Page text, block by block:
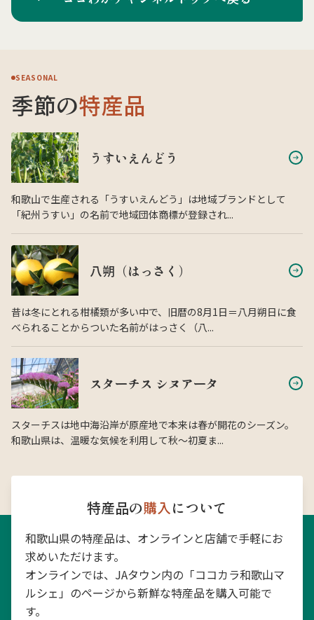
SEASONAL
季節の特産品
うすいえんどう
和歌山で生産される「うすいえんどう」は地域ブランドとして
「紀州うすい」の名前で地域団体商標が登録され...
八朔（はっさく）
昔は冬にとれる柑橘類が多い中で、旧暦の8月1日＝八月朔日に食
べられることからついた名前がはっさく（八...
スターチス シヌアータ
スターチスは地中海沿岸が原産地で本来は春が開花のシーズン。
和歌山県は、温暖な気候を利用して秋〜初夏ま...
特産品の購入について
和歌山県の特産品は、オンラインと店舗で手軽にお
求めいただけます。
オンラインでは、JAタウン内の「ココカラ和歌山マ
ルシェ」のページから新鮮な特産品を購入可能で
す。